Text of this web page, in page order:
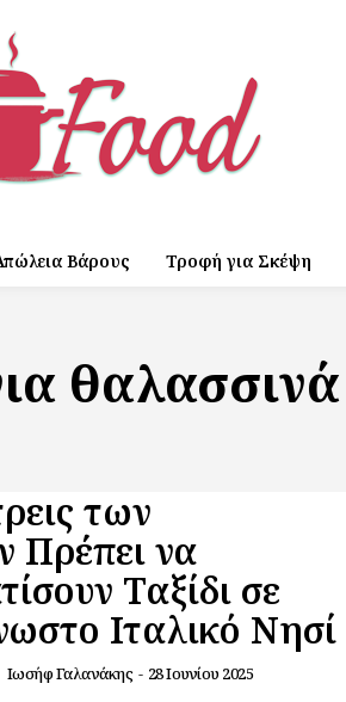
Βάρους Τροφή για Σκέψη
θαλασσινά
των
Πρέπει να
Ταξίδι σε
Ιταλικό Νησί
Ιωσήφ Γαλανάκης - 28 Ιουνίου 2025